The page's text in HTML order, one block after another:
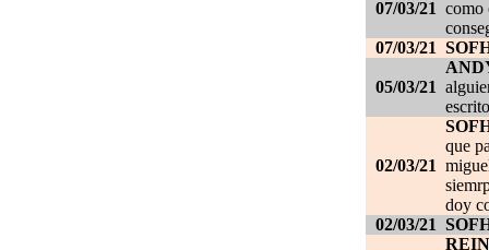
07/03/21 como
07/03/21
05/03/21
02/03/21
que
doy
02/03/21